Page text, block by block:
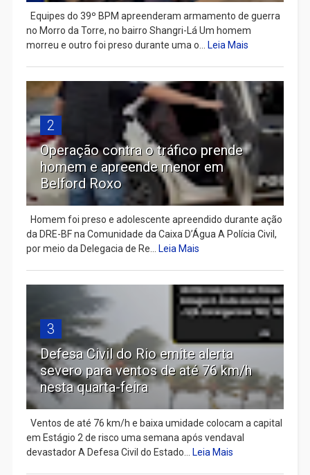
Equipes do 39º BPM apreenderam armamento de guerra
no Morro da Torre, no bairro Shangri-Lá Um homem
morreu e outro foi preso durante uma o...
Leia Mais
2
Operação contra o tráfico prende
homem e apreende menor em
Belford Roxo
Homem foi preso e adolescente apreendido durante ação
da DRE-BF na Comunidade da Caixa D’Água A Polícia Civil,
por meio da Delegacia de Re...
Leia Mais
3
Defesa Civil do Rio emite alerta
severo para ventos de até 76 km/h
nesta quarta-feira
Ventos de até 76 km/h e baixa umidade colocam a capital
em Estágio 2 de risco uma semana após vendaval
devastador A Defesa Civil do Estado...
Leia Mais